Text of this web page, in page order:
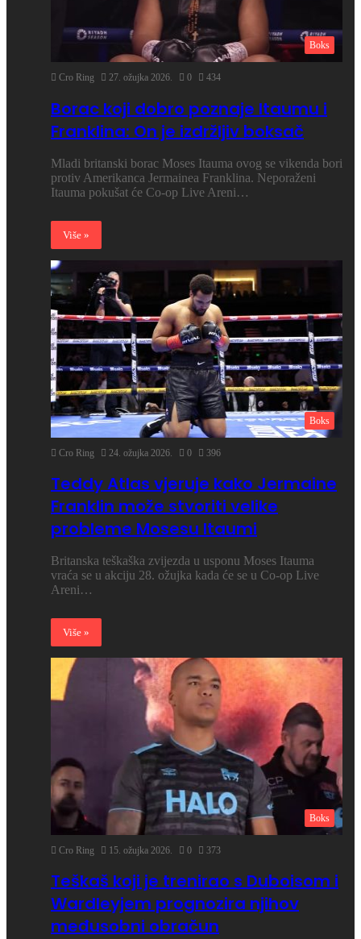
Boks
Cro Ring 27. ožujka 2026. 0 434
Borac koji dobro poznaje Itaumu i
Franklina: On je izdržljiv boksač
Mladi britanski borac Moses Itauma ovog se vikenda bori
protiv Amerikanca Jermainea Franklina. Neporaženi
Itauma pokušat će Co-op Live Areni…
Više »
Boks
Cro Ring 24. ožujka 2026. 0 396
Teddy Atlas vjeruje kako Jermaine
Franklin može stvoriti velike
probleme Mosesu Itaumi
Britanska teškaška zvijezda u usponu Moses Itauma
vraća se u akciju 28. ožujka kada će se u Co-op Live
Areni…
Više »
Boks
Cro Ring 15. ožujka 2026. 0 373
Teškaš koji je trenirao s Duboisom i
Wardleyjem prognozira njihov
međusobni obračun